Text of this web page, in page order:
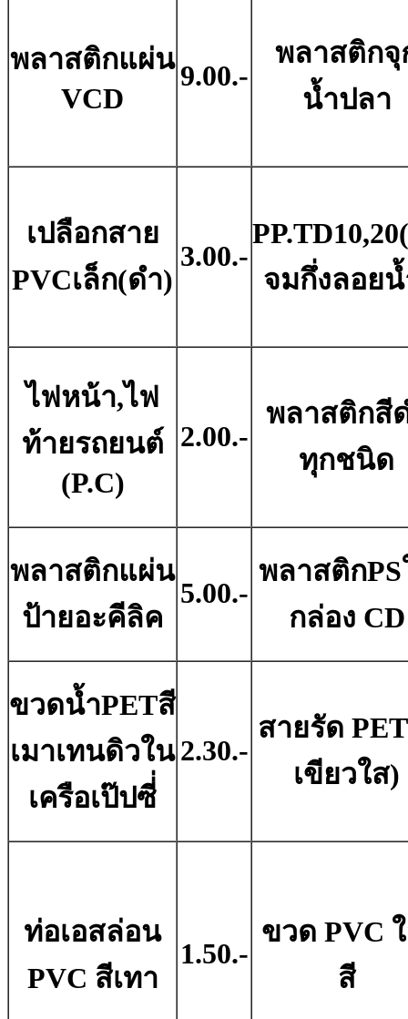
พลาสติกแผ่น
VCD
9.00.-
พลาสติกจุ
น้ำปลา
เปลือกสาย
PVCเล็ก(ดำ)
3.00.-
จมกึ่งลอย
ไฟหน้า,ไฟ
ท้ายรถยนต์
(P.C)
2.00.-
พลาสติกสี
ทุกชนิด
พลาสติกแผ่น
ป้ายอะคีลิค
5.00.-
พลาสติกPS
กล่อง CD
ขวดน้ำPETสี
เมาเทนดิวใน
เครือเป๊ปซี่่
2.30.-
สายรัด
เขียวใส)
ท่อเอสล่อน
PVC สีเทา
1.50.-
ขวด PVC
สี